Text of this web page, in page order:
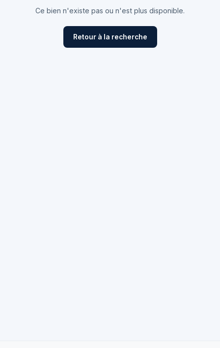
Ce bien n'existe pas ou n'est plus disponible.
Retour à la recherche